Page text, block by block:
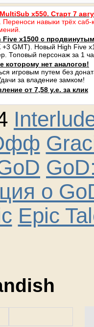
x550. Старт 7
навыки трёх саб-
Five x1500 с
GMT). Новый High Five
Топовый персонаж за 1
которому нет аналогов!
игровым путем без
за владение замком!
от 7,58 у.е. за клик
о
Epic